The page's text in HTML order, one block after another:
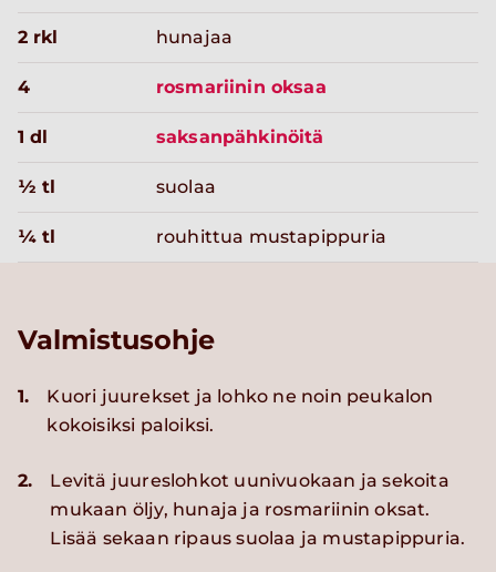
2 rkl hunajaa
4 rosmariinin oksaa
1 dl saksanpähkinöitä
½ tl suolaa
¼ tl rouhittua mustapippuria
Valmistusohje
1.
Kuori juurekset ja lohko ne noin peukalon
kokoisiksi paloiksi.
2.
Levitä juureslohkot uunivuokaan ja sekoita
mukaan öljy, hunaja ja rosmariinin oksat.
Lisää sekaan ripaus suolaa ja mustapippuria.